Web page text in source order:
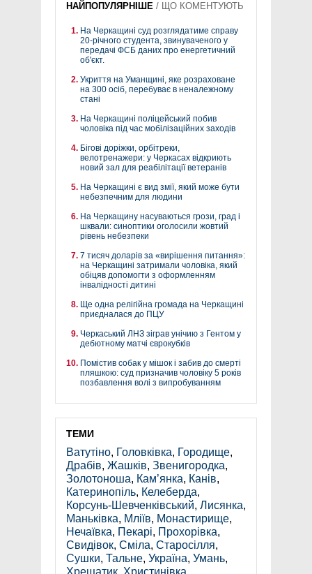
НАЙПОПУЛЯРНІШЕ / ЩО КОМЕНТУЮТЬ
На Черкащині суд розглядатиме справу
20-річного студента, звинуваченого у
передачі ФСБ даних про енергетичний
об'єкт.
Укриття на Уманщині, яке розраховане
на 300 осіб, перебуває в неналежному
стані
На Черкащині поліцейський побив
чоловіка під час мобілізаційних заходів
Бігові доріжки, орбітреки,
велотренажери: у Черкасах відкриють
новий зал для реабілітації ветеранів
На Черкащині є вид змії, який може бути
небезпечним для людини
На Черкащину насуваються грози, град і
шквали: синоптики оголосили жовтий
рівень небезпеки
7 тисяч доларів за «вирішення питання»:
на Черкащині затримали чоловіка, який
обіцяв допомогти з оформленням
інвалідності дитині
Ще одна релігійна громада на Черкащині
приєдналася до ПЦУ
Черкаський ЛНЗ зіграв унічию з Гентом у
дебютному матчі єврокубків
Помістив собак у мішок і забив до смерті
пляшкою: суд призначив чоловіку 5 років
позбавлення волі з випробуванням
ТЕМИ
Ватутіно, Головківка, Городище,
Драбів, Жашків, Звенигородка,
Золотоноша, Кам’янка, Канів,
Катеринопіль, Келеберда,
Корсунь-Шевченківський, Лисянка,
Маньківка, Мліїв, Монастирище,
Нечаївка, Пекарі, Прохорівка,
Свидівок, Сміла, Старосілля,
Сушки, Тальне, Україна, Умань,